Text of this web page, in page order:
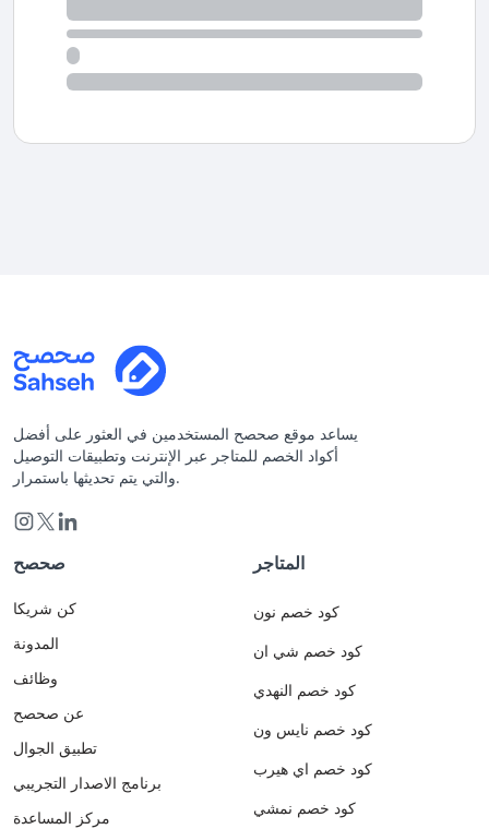
يساعد موقع صحصح المستخدمين في العثور على أفضل
أكواد الخصم للمتاجر عبر الإنترنت وتطبيقات التوصيل
والتي يتم تحديثها باستمرار.
صحصح
كن شريكا
المدونة
وظائف
عن صحصح
تطبيق الجوال
برنامج الاصدار التجريبي
مركز المساعدة
المتاجر
كود خصم نون
كود خصم شي ان
كود خصم النهدي
كود خصم نايس ون
كود خصم اي هيرب
كود خصم نمشي